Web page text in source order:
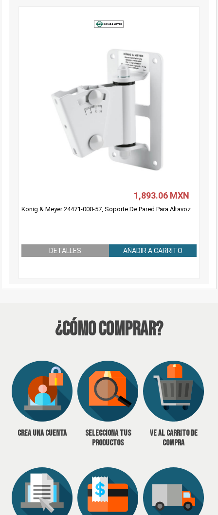
1,893.06 MXN
Konig & Meyer 24471-000-57, Soporte De Pared Para Altavoz
DETALLES AÑADIR A CARRITO
¿Cómo Comprar?
Crea una cuenta
Selecciona tus
productos
Ve al carrito de
compra